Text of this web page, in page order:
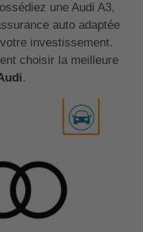
une Audi A3,
auto adaptée
investissement.
choisir la meilleure
.